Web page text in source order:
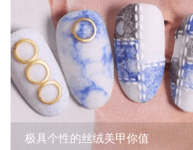
极具个性的丝绒美甲你值